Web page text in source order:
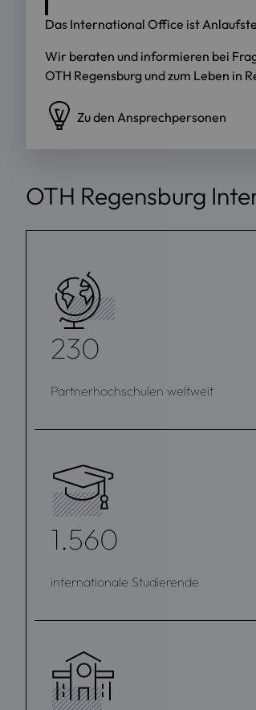
Das International Office ist
Wir beraten und informieren bei
OTH Regensburg und zum Leben in
Zu den Ansprechpersonen
OTH Regensburg
230
Partnerhochschulen weltweit
1.560
internationale Studierende